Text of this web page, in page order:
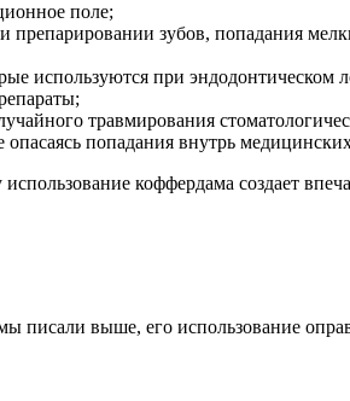
поле;
зубов, попадания
используются при эндодонтическом
травмирования
попадания внутрь
коффердама создает
выше, его использование